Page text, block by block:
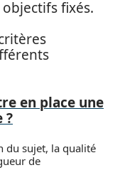
fixés.
en place une
?
du sujet, la qualité
de